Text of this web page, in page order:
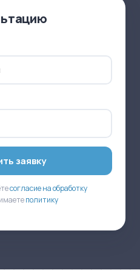
заявку
согласие на обработку
политику